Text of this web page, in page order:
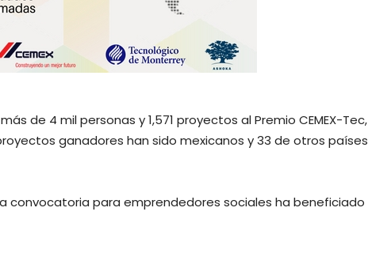
de 4 mil personas y 1,571 proyectos al Premio CEMEX-Tec,
ganadores han sido mexicanos y 33 de otros países
convocatoria para emprendedores sociales ha beneficiado